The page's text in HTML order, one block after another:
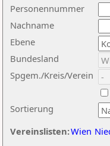
Nachname
Ebene
Sortierung
Personennummer
Bundesland
Spgem./Kreis/Verein
Vereinslisten:Wien